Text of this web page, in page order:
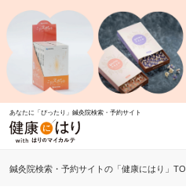
あなたに「ぴったり」鍼灸院検索・予約サイト
鍼灸院検索・予約サイトの「健康にはり」